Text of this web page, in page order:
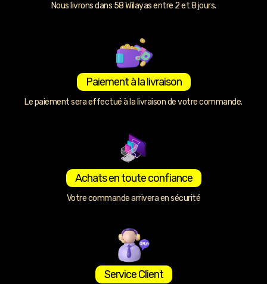
Nous livrons dans 58 Wilayas entre 2 et 8 jours.
Paiement à la livraison
Le paiement sera effectué à la livraison de votre commande.
Achats en toute confiance
Votre commande arrivera en sécurité
Service Client